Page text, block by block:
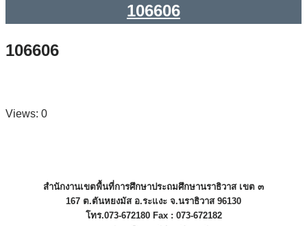
106606
106606
Views: 0
สำนักงานเขตพื้นที่การศึกษาประถมศึกษานราธิวาส เขต ๓
167 ต.ตันหยงมัส อ.ระแงะ จ.นราธิวาส 96130
โทร.073-672180 Fax : 073-672182